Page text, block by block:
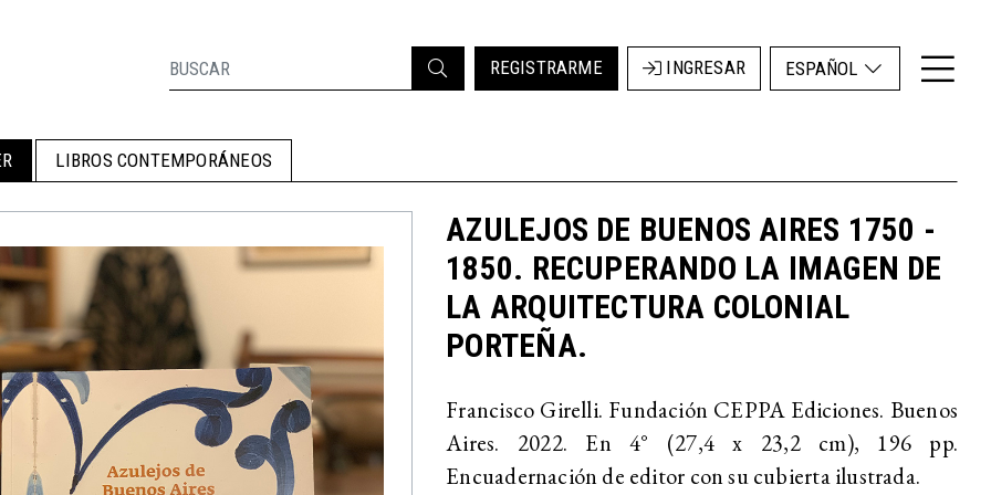
REGISTRARME INGRESAR ESPAÑOL
LIBROS CONTEMPORÁNEOS
AZULEJOS DE BUENOS AIRES 1750 -
1850. RECUPERANDO LA IMAGEN DE
LA ARQUITECTURA COLONIAL
PORTEÑA.
Francisco Girelli. Fundación CEPPA Ediciones. Buenos
Aires. 2022. En 4° (27,4 x 23,2 cm), 196 pp.
Encuadernación de editor con su cubierta ilustrada.